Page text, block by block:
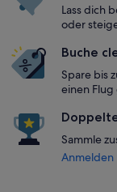
Lass dich
oder
Buche
Spare bis
einen
Sammle
Anmelden